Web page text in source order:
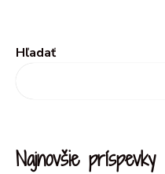
Hľadať
Najnovšie príspevky